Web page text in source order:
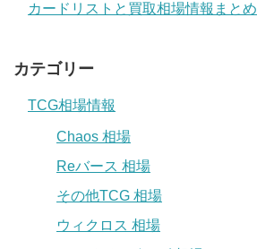
カードリストと買取相場情報まとめ
カテゴリー
TCG相場情報
Chaos 相場
Reバース 相場
その他TCG 相場
ウィクロス 相場